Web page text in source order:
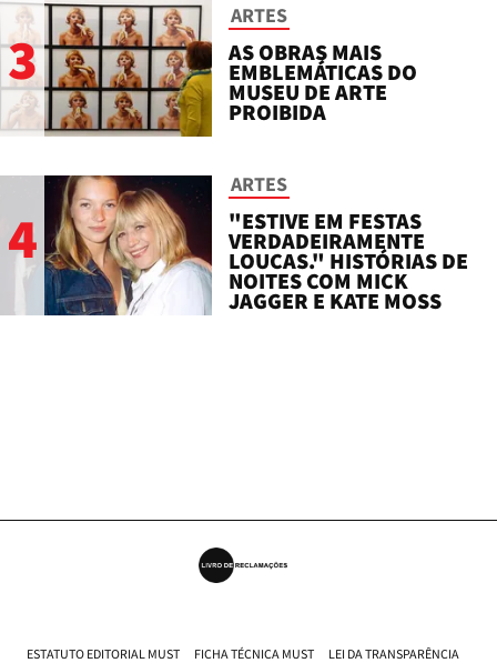
3
ARTES
AS OBRAS MAIS
EMBLEMÁTICAS DO
MUSEU DE ARTE
PROIBIDA
4
ARTES
"ESTIVE EM FESTAS
VERDADEIRAMENTE
LOUCAS." HISTÓRIAS DE
NOITES COM MICK
JAGGER E KATE MOSS
ESTATUTO EDITORIAL MUST FICHA TÉCNICA MUST LEI DA TRANSPARÊNCIA